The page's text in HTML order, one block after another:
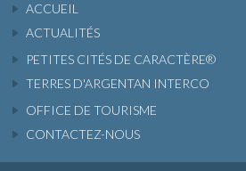
ACCUEIL
ACTUALITÉS
PETITES CITÉS DE CARACTÈRE®
TERRES D'ARGENTAN INTERCO
OFFICE DE TOURISME
CONTACTEZ-NOUS